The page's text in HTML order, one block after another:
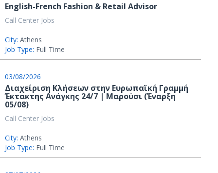
English-French Fashion & Retail Advisor
Call Center Jobs
City: Athens
Job Type: Full Time
03/08/2026
Διαχείριση Κλήσεων στην Ευρωπαϊκή Γραμμή
Έκτακτης Ανάγκης 24/7 | Μαρούσι (Έναρξη
05/08)
Call Center Jobs
City: Athens
Job Type: Full Time